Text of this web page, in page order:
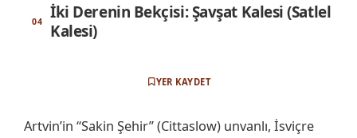
İki Derenin Bekçisi: Şavşat Kalesi (Satlel
Kalesi)
YER KAYDET
Artvin’in “Sakin Şehir” (Cittaslow) unvanlı, İsviçre